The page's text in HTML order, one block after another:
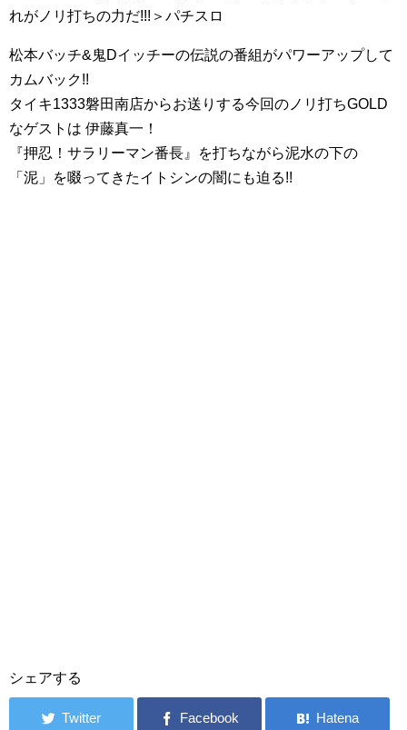
れがノリ打ちの力だ!!!＞パチスロ
松本バッチ&鬼Dイッチーの伝説の番組がパワーアップして
カムバック!!
タイキ1333磐田南店からお送りする今回のノリ打ちGOLD
なゲストは 伊藤真一！
『押忍！サラリーマン番長』を打ちながら泥水の下の
「泥」を啜ってきたイトシンの闇にも迫る!!
シェアする